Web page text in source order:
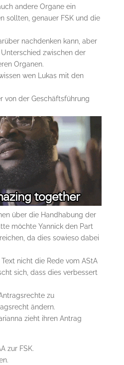
andere Organe ein
sollten, genauer FSK und die
nachdenken kann, aber
zwischen der
Organen.
wen Lukas mit den
von der Geschäftsführung
über die Handhabung der
möchte Yannick den Part
da dies sowieso dabei
nicht die Rede vom AStA
sich, dass dies verbessert
zu
ändern.
zieht ihren Antrag
zur FSK.